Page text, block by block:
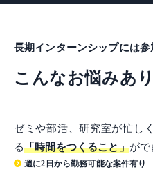
長期インターンシップには
こんなお悩みあ
ゼミや部活、研究室が忙し
る「時間をつくること」がで
週に2日から勤務可能な案件有り